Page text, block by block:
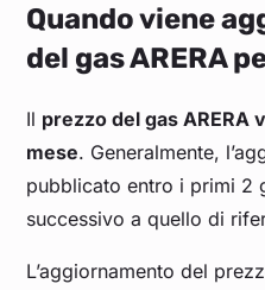
Quando viene
del gas ARERA
Il prezzo del gas ARERA
mese. Generalmente,
pubblicato entro i primi 2
successivo a quello di
L’aggiornamento del